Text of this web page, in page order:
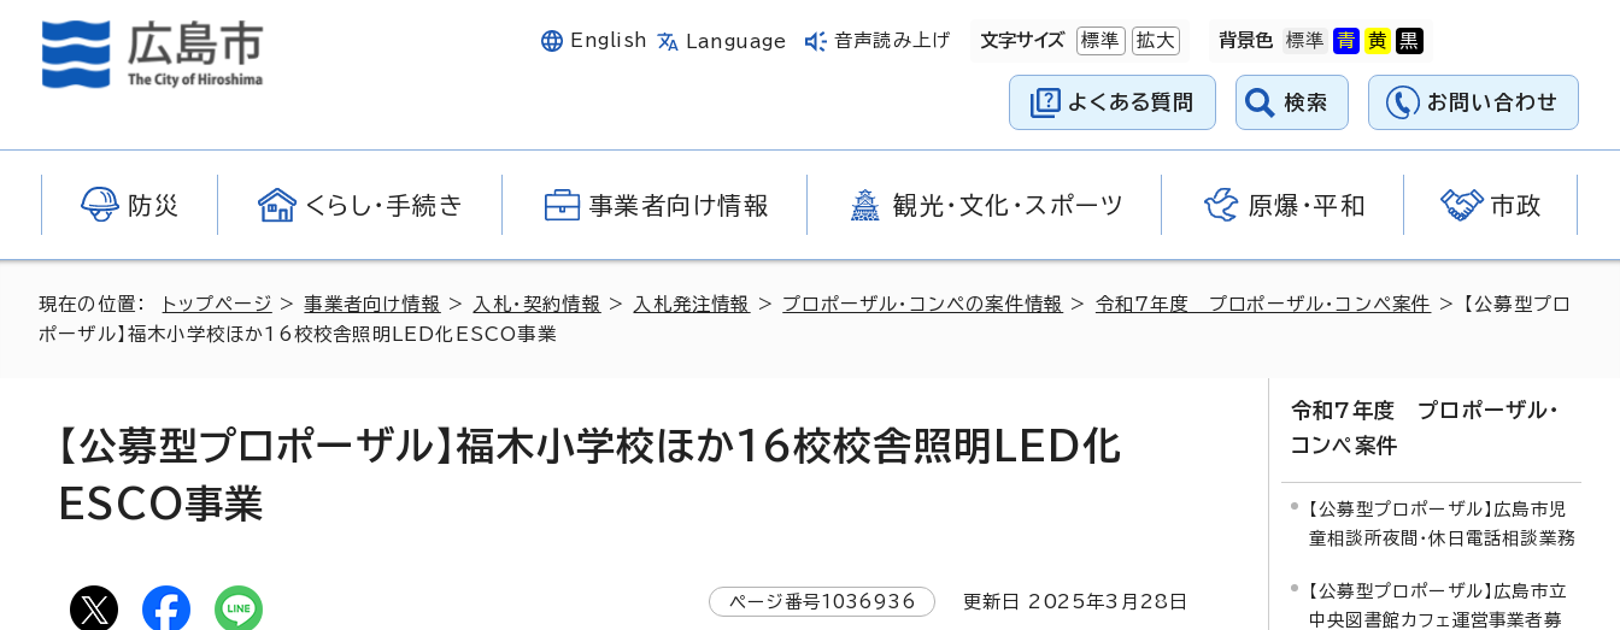
English Language 音声読み上げ 文字サイズ 標準 拡大 背景色
よくある質問 検索 お問い合わせ
防災 くらし・手続き 事業者向け情報 観光・文化・スポーツ 原爆・平和 市政
現在の位置： トップページ >事業者向け情報 > 入札・契約情報 > 入札発注情報 > プロポーザル・コンペの案件情報 > 令和7年度 プロポーザル・コンペ案件 > 【公募型プロ
ポーザル】福木小学校ほか16校校舎照明LED化ESCO事業
【公募型プロポーザル】福木小学校ほか16校校舎照明LED化
ESCO事業
ページ番号1036936 更新日 2025年3月 28 日
令和7年度 プロポーザル・
コンペ案件
【公募型プロポーザル】広島市児
童相談所夜間・休日電話相談業務
【公募型プロポーザル】広島市立
中央図書館カフェ運営事業者募